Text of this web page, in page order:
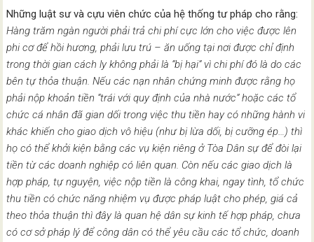
Những luật sư và cựu viên chức của hệ thống tư pháp cho rằng:
Hàng trăm ngàn người phải trả chi phí cực lớn cho việc được lên
phi cơ để hồi hương, phải lưu trú – ăn uống tại nơi được chỉ định
trong thời gian cách ly không phải là “bị hại” vì chi phí đó là do các
bên tự thỏa thuận. Nếu các nạn nhân chứng minh được rằng họ
phải nộp khoản tiền “trái với quy định của nhà nước” hoặc các tổ
chức cá nhân đã gian dối trong việc thu tiền hay có những hành vi
khác khiến cho giao dịch vô hiệu (như bị lừa dối, bịcưỡng ép…) thì
họ có thể khởi kiện bằng các vụ kiện riêng ởTòa Dân sự để đòi lại
tiền từcác doanh nghiệp có liên quan. Còn nếu các giao dịch là
hợp pháp, tự nguyện, việc nộp tiền là công khai, ngay tình, tổ chức
thu tiền có chức năng nhiệm vụ được pháp luật cho phép, giá cả
theo thỏa thuận thì đây là quan hệ dân sự kinh tế hợp pháp, chưa
có cơ sở pháp lý để công dân có thể yêu cầu các tổ chức, doanh